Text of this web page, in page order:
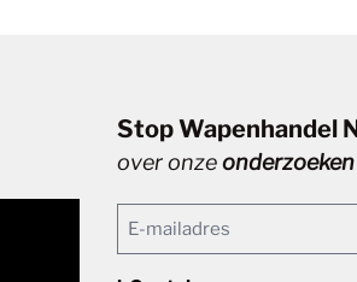
Stop Wapenhandel
over onzeonderzoeken
Email